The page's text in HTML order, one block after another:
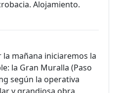
Alojamiento.
la mañana iniciaremos la
la Gran Muralla (Paso
según la operativa